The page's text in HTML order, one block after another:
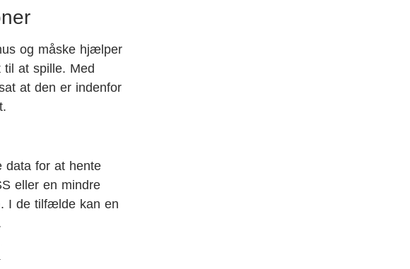
og måske hjælper
at spille. Med
at den er indenfor
data for at hente
eller en mindre
I de tilfælde kan en